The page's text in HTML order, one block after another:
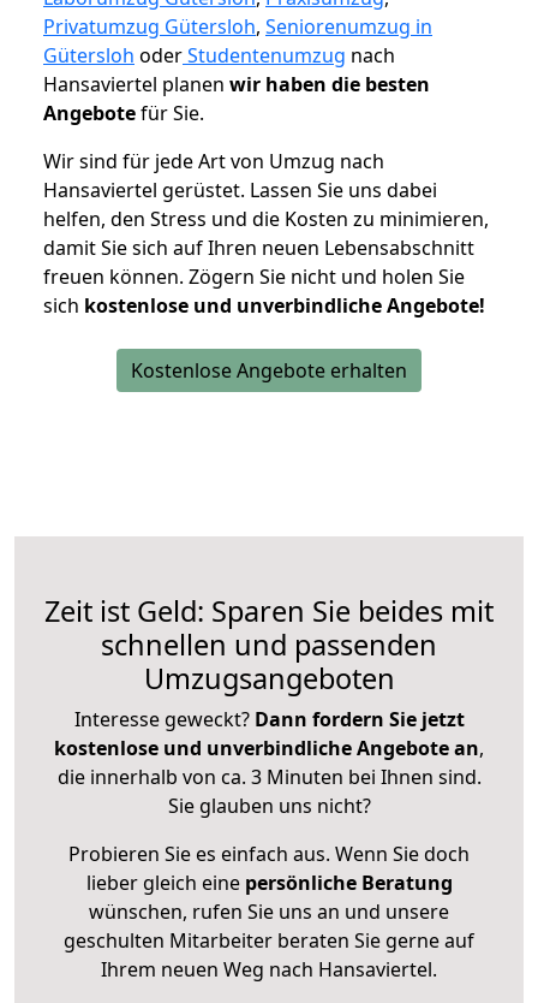
Privatumzug Gütersloh, Seniorenumzug in
Gütersloh oderStudentenumzug nach
Hansaviertel planen wir haben die besten
Angebotefür Sie.
Wir sind für jede Art von Umzug nach
Hansaviertel gerüstet. Lassen Sie uns dabei
helfen, den Stress und die Kosten zu minimieren,
damit Sie sich auf Ihren neuen Lebensabschnitt
freuen können. Zögern Sie nicht und holen Sie
sich kostenlose und unverbindliche Angebote!
Kostenlose Angebote erhalten
Zeit ist Geld: Sparen Sie beides mit
schnellen und passenden
Umzugsangeboten
Interesse geweckt? Dann fordern Sie jetzt
kostenlose und unverbindliche Angebote an,
die innerhalb von ca. 3 Minuten bei Ihnen sind.
Sie glauben uns nicht?
Probieren Sie es einfach aus. Wenn Sie doch
lieber gleich eine persönliche Beratung
wünschen, rufen Sie uns an und unsere
geschulten Mitarbeiter beraten Sie gerne auf
Ihrem neuen Weg nach Hansaviertel.